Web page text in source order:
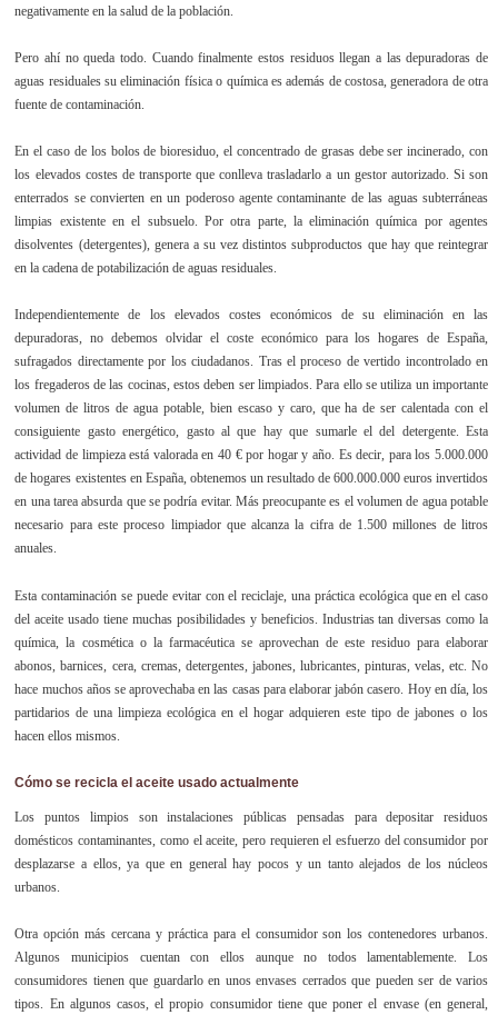
negativamente en la salud de la población.
Pero ahí no queda todo. Cuando finalmente estos residuos llegan a las depuradoras de
aguas residuales su eliminación física o química es además de costosa, generadora de otra
fuente de contaminación.
En el caso de los bolos de bioresiduo, el concentrado de grasas debe ser incinerado, con
los elevados costes de transporte que conlleva trasladarlo a un gestor autorizado. Si son
enterrados se convierten en un poderoso agente contaminante de las aguas subterráneas
limpias existente en el subsuelo. Por otra parte, la eliminación química por agentes
disolventes (detergentes), genera a su vez distintos subproductos que hay que reintegrar
en la cadena de potabilización de aguas residuales.
Independientemente de los elevados costes económicos de su eliminación en las
depuradoras, no debemos olvidar el coste económico para los hogares de España,
sufragados directamente por los ciudadanos. Tras el proceso de vertido incontrolado en
los fregaderos de las cocinas, estos deben ser limpiados. Para ello se utiliza un importante
volumen de litros de agua potable, bien escaso y caro, que ha de ser calentada con el
consiguiente gasto energético, gasto al que hay que sumarle el del detergente. Esta
actividad de limpieza está valorada en 40 € por hogar y año. Es decir, para los 5.000.000
de hogares existentes en España, obtenemos un resultado de 600.000.000 euros invertidos
en una tarea absurda que se podría evitar. Más preocupante es el volumen de agua potable
necesario para este proceso limpiador que alcanza la cifra de 1.500 millones de litros
anuales.
Esta contaminación se puede evitar con el reciclaje, una práctica ecológica que en el caso
del aceite usado tiene muchas posibilidades y beneficios. Industrias tan diversas como la
química, la cosmética o la farmacéutica se aprovechan de este residuo para elaborar
abonos, barnices, cera, cremas, detergentes, jabones, lubricantes, pinturas, velas, etc. No
hace muchos años se aprovechaba en las casas para elaborar jabón casero. Hoy en día, los
partidarios de una limpieza ecológica en el hogar adquieren este tipo de jabones o los
hacen ellos mismos.
Cómo se recicla el aceite usado actualmente
Los puntos limpios son instalaciones públicas pensadas para depositar residuos
domésticos contaminantes, como el aceite, pero requieren el esfuerzo del consumidor por
desplazarse a ellos, ya que en general hay pocos y un tanto alejados de los núcleos
urbanos.
Otra opción más cercana y práctica para el consumidor son los contenedores urbanos.
Algunos municipios cuentan con ellos aunque no todos lamentablemente. Los
consumidores tienen que guardarlo en unos envases cerrados que pueden ser de varios
tipos. En algunos casos, el propio consumidor tiene que poner el envase (en general,